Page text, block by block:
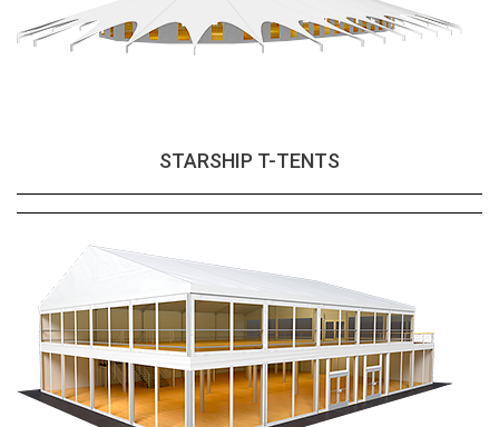
STARSHIP T-TENTS